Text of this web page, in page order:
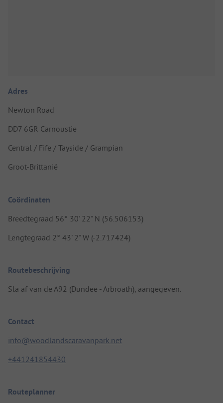
Adres
Newton Road
DD7 6GR Carnoustie
Central / Fife / Tayside / Grampian
Groot-Brittanië
Coördinaten
Breedtegraad 56° 30' 22" N (56.506153)
Lengtegraad 2° 43' 2" W (-2.717424)
Routebeschrijving
Sla af van de A92 (Dundee - Arbroath), aangegeven.
Contact
info@woodlandscaravanpark.net
+441241854430
Routeplanner